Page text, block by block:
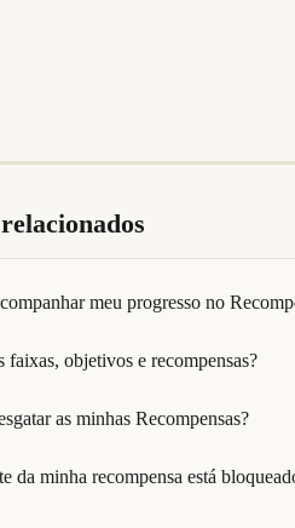
meu progresso no
faixas, objetivos e recompensas?
as minhas Recompensas?
da minha recompensa está